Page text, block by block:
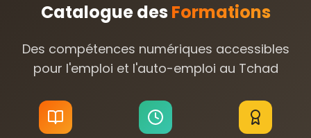
Catalogue des Formations
Des compétences numériques accessibles
pour l'emploi et l'auto-emploi au Tchad